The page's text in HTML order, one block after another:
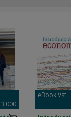
eBook Vst